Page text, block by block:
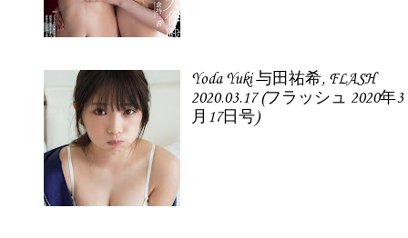
Yoda Yuki 与田祐希, FLASH
2020.03.17 (フラッシュ 2020年3
月17日号)